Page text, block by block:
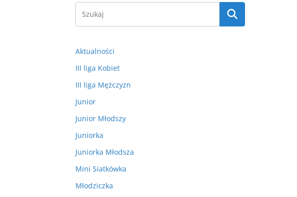
Aktualności
III liga Kobiet
III liga Mężczyzn
Junior
Junior Młodszy
Juniorka
Juniorka Młodsza
Mini Siatkówka
Młodziczka